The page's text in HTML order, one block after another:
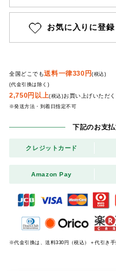
お気に入りに登録
全国どこでも送料一律330円(税込)
(代金引換は除く)
2,750円以上(税込)お買い上げいただ
※発送方法・到着日指定不可
下記のお支
クレジットカード
Amazon Pay
※代金引換は、送料330円（税込）＋代引き手